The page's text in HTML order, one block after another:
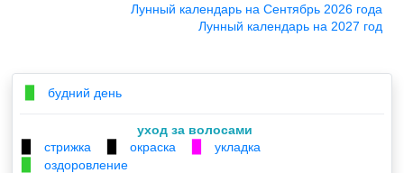
Лунный календарь на Сентябрь 2026 года
Лунный календарь на 2027 год
будний день
уход за волосами
стрижка окраска укладка
оздоровление